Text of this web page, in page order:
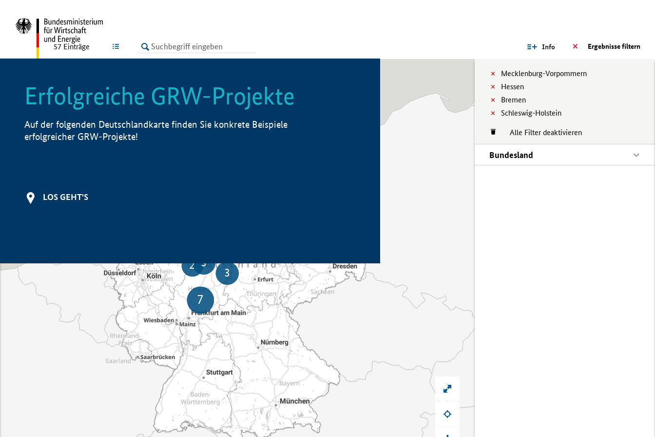
LISTE Ergebnisse filtern
Info
Mecklenburg-Vorpommern
Hessen
Bremen
Schleswig-Holstein
Alle Filter deaktivieren
Bundesland
57 Einträge
Erfolgreiche GRW-Projekte
Auf der folgenden Deutschlandkarte finden Sie konkrete Beispiele
erfolgreicher GRW-Projekte!
LOS GEHT'S